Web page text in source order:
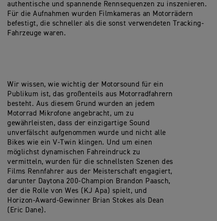
authentische und spannende Rennsequenzen zu inszenieren.
Für die Aufnahmen wurden Filmkameras an Motorrädern
befestigt, die schneller als die sonst verwendeten Tracking-
Fahrzeuge waren.
Wir wissen, wie wichtig der Motorsound für ein
Publikum ist, das großenteils aus Motorradfahrern
besteht. Aus diesem Grund wurden an jedem
Motorrad Mikrofone angebracht, um zu
gewährleisten, dass der einzigartige Sound
unverfälscht aufgenommen wurde und nicht alle
Bikes wie ein V-Twin klingen. Und um einen
möglichst dynamischen Fahreindruck zu
vermitteln, wurden für die schnellsten Szenen des
Films Rennfahrer aus der Meisterschaft engagiert,
darunter Daytona 200-Champion Brandon Paasch,
der die Rolle von Wes (KJ Apa) spielt, und
Horizon-Award-Gewinner Brian Stokes als Dean
(Eric Dane).